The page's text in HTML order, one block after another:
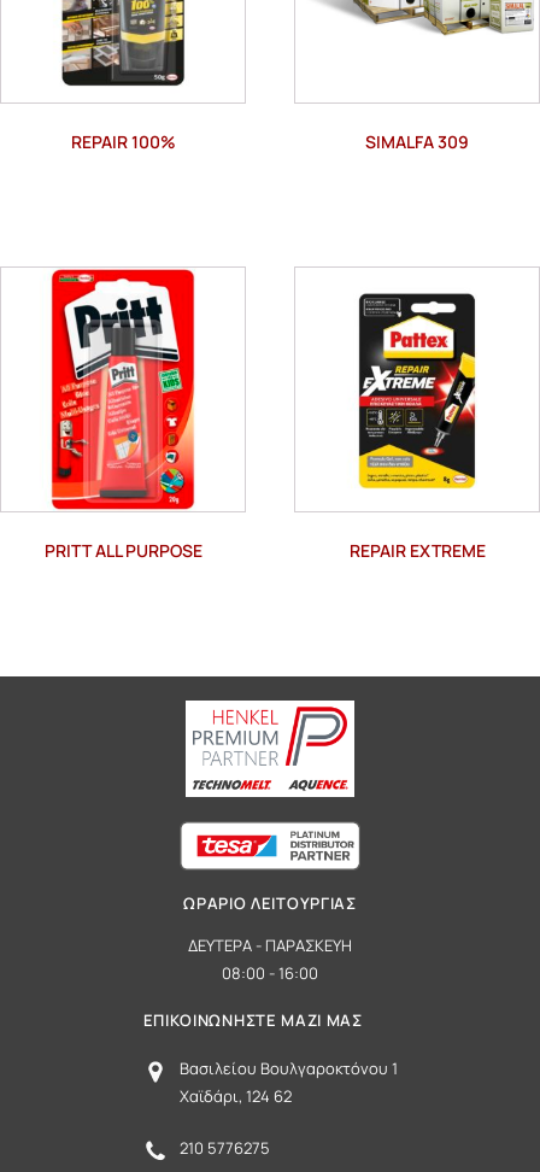
REPAIR 100% SIMALFA 309
PRITT ALL PURPOSE REPAIR EXTREME
ΩΡΑΡΙΟ ΛΕΙΤΟΥΡΓΙΑΣ
ΔΕΥΤΕΡΑ - ΠΑΡΑΣΚΕΥΗ
08:00 - 16:00
ΕΠΙΚΟΙΝΩΝΗΣΤΕ ΜΑΖΙ ΜΑΣ
Βασιλείου Βουλγαροκτόνου 1
Χαϊδάρι, 124 62
210 5776275